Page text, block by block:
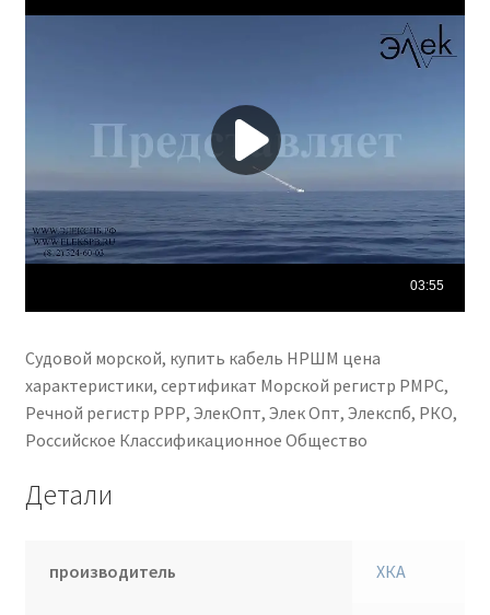
Судовой морской, купить кабель НРШМ цена
характеристики, сертификат Морской регистр РМРС,
Речной регистр РРР, ЭлекОпт, Элек Опт, Элекспб, РКО,
Российское Классификационное Общество
Детали
производитель ХКА